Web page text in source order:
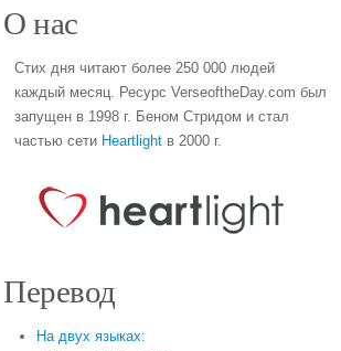
О нас
Стих дня читают более 250 000 людей
каждый месяц. Ресурс VerseoftheDay.com был
запущен в 1998 г. Беном Стридом и стал
частью сети Heartlight в 2000 г.
Перевод
На двух языках: